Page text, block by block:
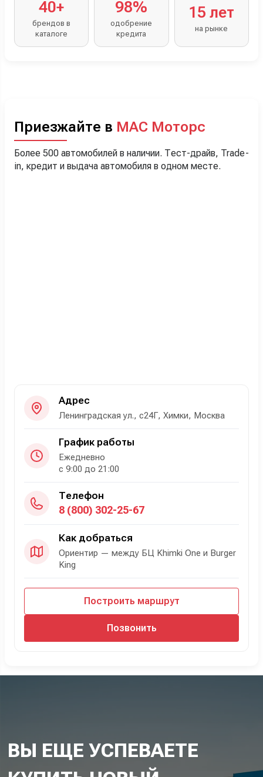
40+
брендов в
каталоге
98%
одобрение
кредита
15 лет
на рынке
Приезжайте в МАС Моторс
Более 500 автомобилей в наличии. Тест-драйв, Trade-
in, кредит и выдача автомобиля в одном месте.
Адрес
Ленинградская ул., с24Г, Химки, Москва
График работы
Ежедневно
с 9:00 до 21:00
Телефон
8 (800) 302-25-67
Как добраться
Ориентир — между БЦ Khimki One и Burger
King
Построить маршрут
Позвонить
ВЫ ЕЩЕ УСПЕВАЕТЕ